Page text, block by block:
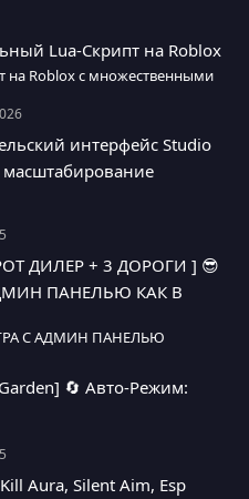
Lua-Скрипт на Roblox
на Roblox с множественными
интерфейс Studio
ДИЛЕР + 3 ДОРОГИ ] 😎
ПАНЕЛЬЮ КАК В
С АДМИН ПАНЕЛЬЮ
🔄 Авто-Режим:
Aura, Silent Aim, Esp